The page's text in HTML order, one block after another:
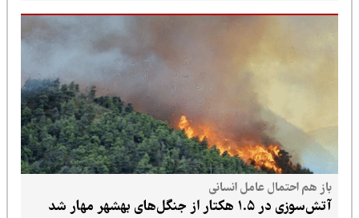
باز هم احتمال عامل انسانی
آتش‌سوزی در ۱.۵ هکتار از جنگل‌های بهشهر مهار شد